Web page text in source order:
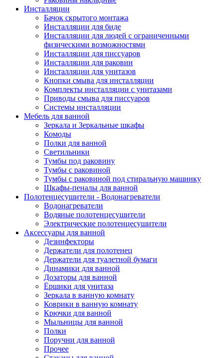
Инсталляции
Бачок скрытого монтажа
Инсталляции для биде
Инсталляции для людей с ограниченными
физическими возможностями
Инсталляции для писсуаров
Инсталляции для раковин
Инсталляции для унитазов
Кнопки смыва для инсталляции
Комплекты инсталляции с унитазами
Приводы смыва для писсуаров
Системы инсталляции
Мебель для ванной
Зеркала и Зеркальные шкафы
Комоды
Полки для ванной
Светильники
Тумбы под раковину
Тумбы с раковиной
Тумбы с раковиной под стиральную машинку
Шкафы-пеналы для ванной
Полотенцесушители - Водонагреватели
Водонагреватели
Водяные полотенцесушители
Электрические полотенцесушители
Аксессуары для ванной
Дезинфекторы
Держатели для полотенец
Держатели для туалетной бумаги
Динамики для ванной
Дозаторы для ванной
Ёршики для унитаза
Зеркала в ванную комнату
Коврики в ванную комнату
Крючки для ванной
Мыльницы для ванной
Полки
Поручни для ванной
Прочее